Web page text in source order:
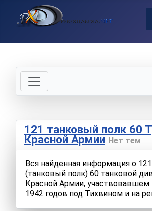
121 танковый полк 60
Красной Армии Нет тем
Вся найденная информация о
(танковый полк) 60 танковой
Красной Армии, участвовавшем
1942 годов под Тихвином и на